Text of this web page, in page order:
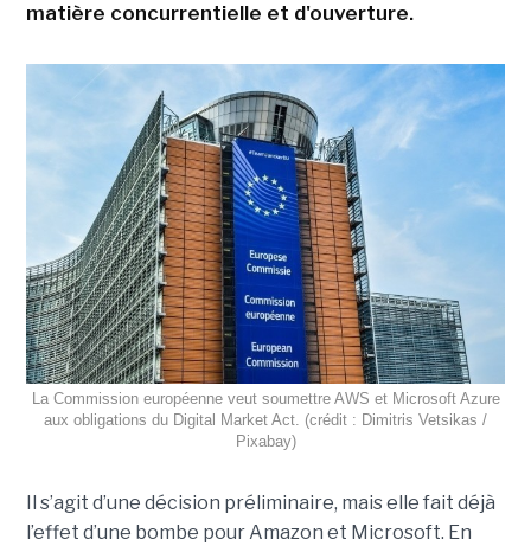
matière concurrentielle et d'ouverture.
La Commission européenne veut soumettre AWS et Microsoft Azure
aux obligations du Digital Market Act. (crédit : Dimitris Vetsikas /
Pixabay)
Il s’agit d’une décision préliminaire, mais elle fait déjà
l’effet d’une bombe pour Amazon et Microsoft. En